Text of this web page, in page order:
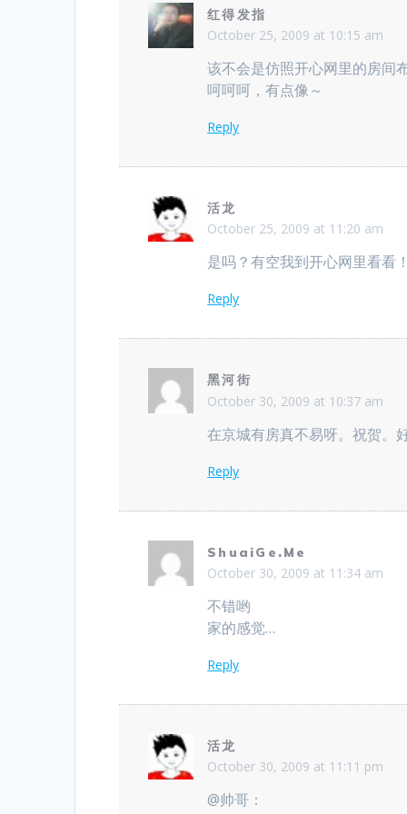
红得发指
October 25, 2009 at 10:15 am
该不会是仿照开心网里的房间
呵呵呵，有点像～
Reply
活龙
October 25, 2009 at 11:20 am
是吗？有空我到开心网里看看！
Reply
黑河街
October 30, 2009 at 10:37 am
在京城有房真不易呀。祝贺。
Reply
ShuaiGe.Me
October 30, 2009 at 11:34 am
不错哟
家的感觉…
Reply
活龙
October 30, 2009 at 11:11 pm
@帅哥：